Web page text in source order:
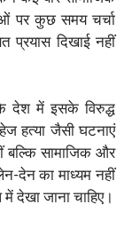
पर कुछ समय चर्चा
प्रयास दिखाई नहीं
देश में इसके विरुद्ध
हत्या जैसी घटनाएं
बल्कि सामाजिक और
देन का माध्यम नहीं
देखा जाना चाहिए।